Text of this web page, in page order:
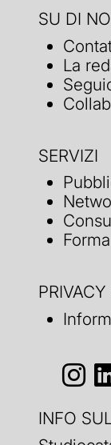
SU DI
La
SERVIZI
INFO